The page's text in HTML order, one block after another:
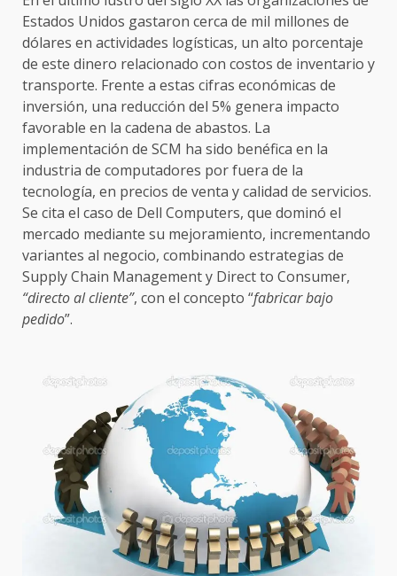
Estados Unidos gastaron cerca de mil millones de
dólares en actividades logísticas, un alto porcentaje
de este dinero relacionado con costos de inventario y
transporte. Frente a estas cifras económicas de
inversión, una reducción del 5% genera impacto
favorable en la cadena de abastos. La
implementación de SCM ha sido benéfica en la
industria de computadores por fuera de la
tecnología, en precios de venta y calidad de servicios.
Se cita el caso de Dell Computers, que dominó el
mercado mediante su mejoramiento, incrementando
variantes al negocio, combinando estrategias de
Supply Chain Management y Direct to Consumer,
“directo al cliente”, con el concepto “fabricar bajo
pedido”.